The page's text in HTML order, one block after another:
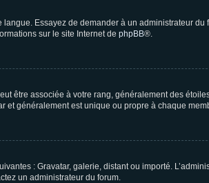
Essayez de demander à un administrateur du
sur le site Internet de phpBB®.
être associée à votre rang, généralement des
et généralement est unique ou propre à chaque
: Gravatar, galerie, distant ou importé.
un administrateur du forum.